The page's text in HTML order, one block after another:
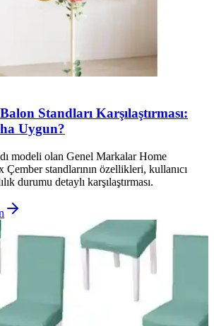
Standları Karşılaştırması:
Uygun?
modeli olan Genel Markalar Home
standlarının özellikleri, kullanıcı
durumu detaylı karşılaştırması.